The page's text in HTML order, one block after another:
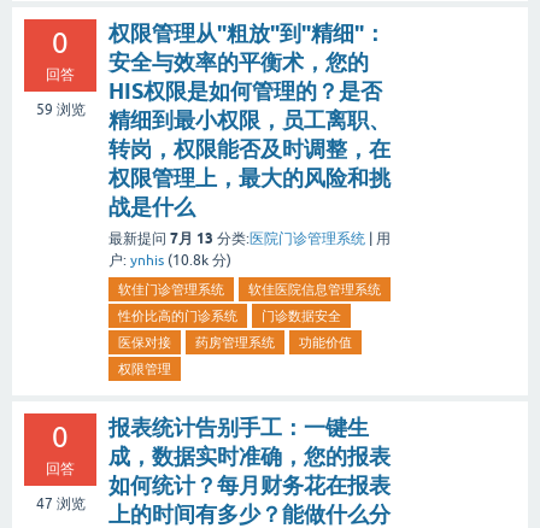
0
回答
59 浏览
权限管理从"粗放"到"精细"：
安全与效率的平衡术，您的
HIS权限是如何管理的？是否
精细到最小权限，员工离职、
转岗，权限能否及时调整，在
权限管理上，最大的风险和挑
战是什么
最新提问 7月 13 分类:医院门诊管理系统
用
户: ynhis (10.8k 分)
软佳门诊管理系统
软佳医院信息管理系统
性价比高的门诊系统
门诊数据安全
医保对接
药房管理系统
功能价值
权限管理
0
回答
47 浏览
报表统计告别手工：一键生
成，数据实时准确，您的报表
如何统计？每月财务花在报表
上的时间有多少？能做什么分